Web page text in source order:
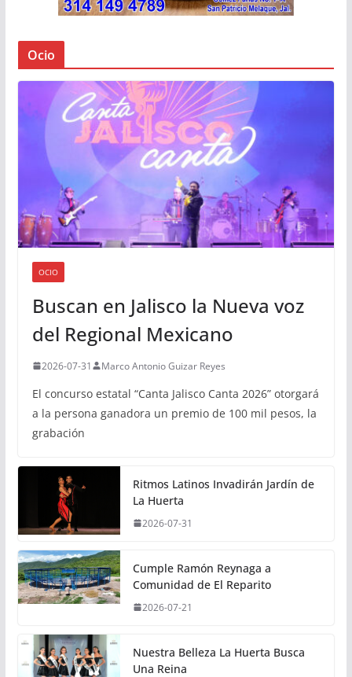
Ocio
OCIO
Buscan en Jalisco la Nueva voz
del Regional Mexicano
2026-07-31 Marco Antonio Guizar Reyes
El concurso estatal “Canta Jalisco Canta 2026” otorgará
a la persona ganadora un premio de 100 mil pesos, la
grabación
Ritmos Latinos Invadirán Jardín de
La Huerta
2026-07-31
Cumple Ramón Reynaga a
Comunidad de El Reparito
2026-07-21
Nuestra Belleza La Huerta Busca
Una Reina